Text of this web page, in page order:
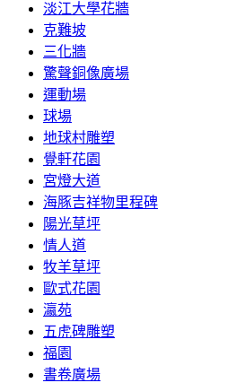
淡江大學花牆
克難坡
三化牆
驚聲銅像廣場
運動場
球場
地球村雕塑
覺軒花園
宮燈大道
海豚吉祥物里程碑
陽光草坪
情人道
牧羊草坪
歐式花園
瀛苑
五虎碑雕塑
福園
書卷廣場